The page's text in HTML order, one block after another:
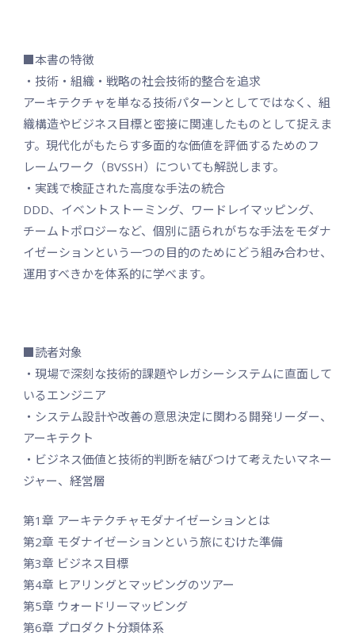
■本書の特徴
・技術・組織・戦略の社会技術的整合を追求
アーキテクチャを単なる技術パターンとしてではなく、組
織構造やビジネス目標と密接に関連したものとして捉えま
す。現代化がもたらす多面的な価値を評価するためのフ
レームワーク（BVSSH）についても解説します。
・実践で検証された高度な手法の統合
DDD、イベントストーミング、ワードレイマッピング、
チームトポロジーなど、個別に語られがちな手法をモダナ
イゼーションという一つの目的のためにどう組み合わせ、
運用すべきかを体系的に学べます。
■読者対象
・現場で深刻な技術的課題やレガシーシステムに直面して
いるエンジニア
・システム設計や改善の意思決定に関わる開発リーダー、
アーキテクト
・ビジネス価値と技術的判断を結びつけて考えたいマネー
ジャー、経営層
第1章 アーキテクチャモダナイゼーションとは
第2章 モダナイゼーションという旅にむけた準備
第3章 ビジネス目標
第4章 ヒアリングとマッピングのツアー
第5章 ウォードリーマッピング
第6章 プロダクト分類体系